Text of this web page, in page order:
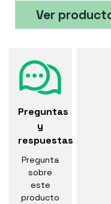
Ver
Preguntas
y
respuestas
Pregunta
sobre
este
producto